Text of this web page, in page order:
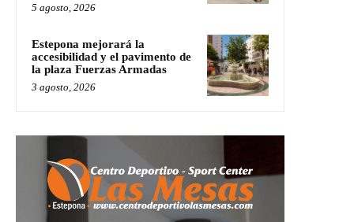
5 agosto, 2026
Estepona mejorará la
accesibilidad y el pavimento de
la plaza Fuerzas Armadas
3 agosto, 2026